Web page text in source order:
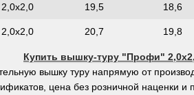
2,0х2,0 19,5 18,6
2,0х2,0 20,7 19,8
Купить вышку-туру "Профи"
вышку туру напрямую от
цена без розничной наценки